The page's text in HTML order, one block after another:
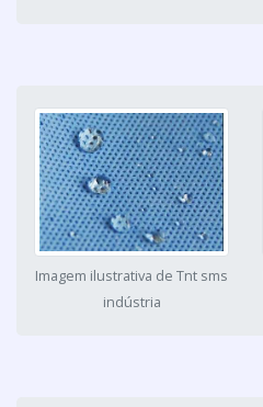
Imagem ilustrativa de Tnt sms
indústria